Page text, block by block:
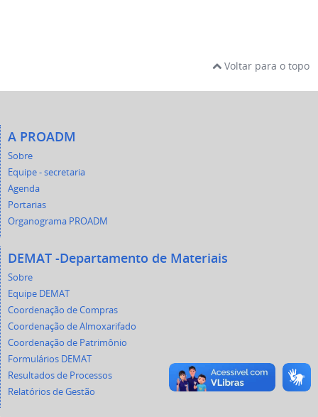
Voltar para o topo
A PROADM
Sobre
Equipe - secretaria
Agenda
Portarias
Organograma PROADM
DEMAT -Departamento de Materiais
Sobre
Equipe DEMAT
Coordenação de Compras
Coordenação de Almoxarifado
Coordenação de Patrimônio
Formulários DEMAT
Resultados de Processos
Relatórios de Gestão